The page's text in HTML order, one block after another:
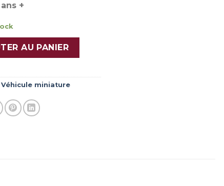
+
BSPP FA15 Pompiers de Paris
AU PANIER
Véhicule miniature